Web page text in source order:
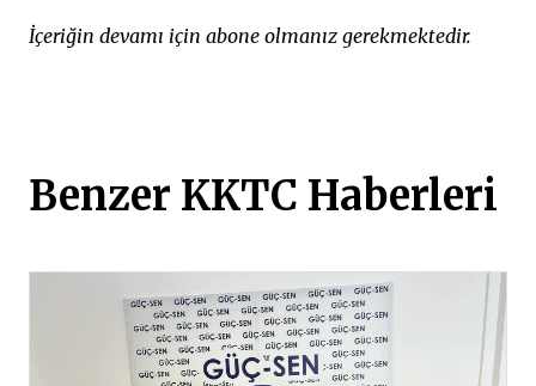
İçeriğin devamı için abone olmanız gerekmektedir.
Benzer KKTC Haberleri